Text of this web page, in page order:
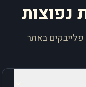
נפוצות
באתר